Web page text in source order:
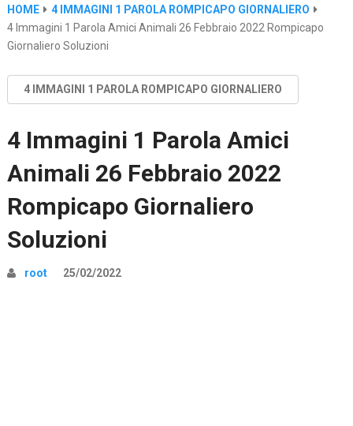
HOME
4 IMMAGINI 1 PAROLA ROMPICAPO GIORNALIERO
4 Immagini 1 Parola Amici Animali 26 Febbraio 2022 Rompicapo
Giornaliero Soluzioni
4 IMMAGINI 1 PAROLA ROMPICAPO GIORNALIERO
4 Immagini 1 Parola Amici
Animali 26 Febbraio 2022
Rompicapo Giornaliero
Soluzioni
root 25/02/2022